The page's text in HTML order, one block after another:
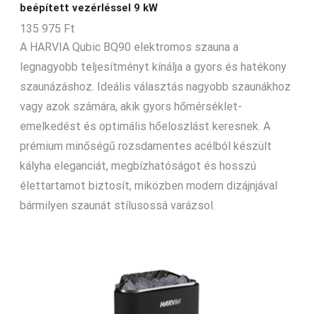
beépített vezérléssel 9 kW
135 975 Ft
A HARVIA Qubic BQ90 elektromos szauna a
legnagyobb teljesítményt kínálja a gyors és hatékony
szaunázáshoz. Ideális választás nagyobb szaunákhoz
vagy azok számára, akik gyors hőmérséklet-
emelkedést és optimális hőeloszlást keresnek. A
prémium minőségű rozsdamentes acélból készült
kályha eleganciát, megbízhatóságot és hosszú
élettartamot biztosít, miközben modern dizájnjával
bármilyen szaunát stílusossá varázsol.